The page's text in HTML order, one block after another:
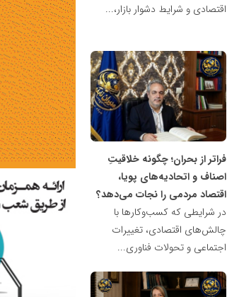
اقتصادی و شرایط دشوار بازار،...
فراتر از بحران؛ چگونه خلاقیتِ
اصناف و اتحادیه‌های پویا،
اقتصاد مردمی را نجات می‌دهد؟
در شرایطی که کسب‌وکارها با
چالش‌های اقتصادی، تغییرات
اجتماعی و تحولات فناوری...
شبکه
خبری
مدیران
نابغه